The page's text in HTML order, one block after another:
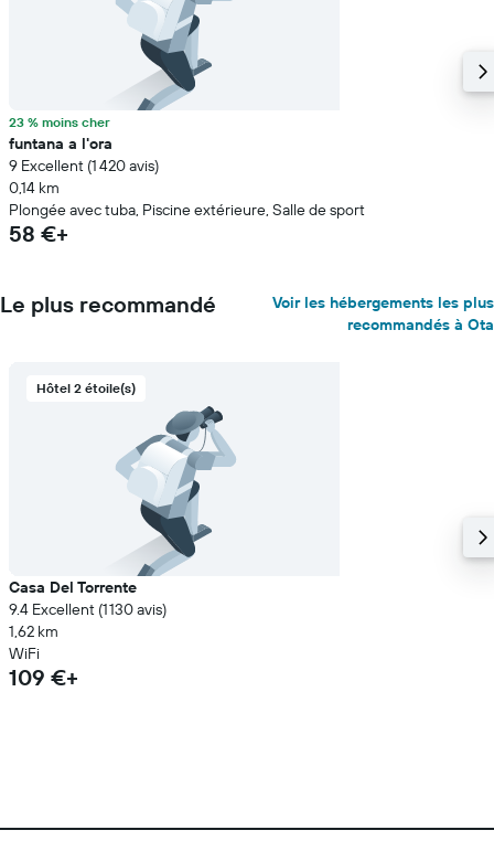
23 % moins cher
funtana a l'ora
9 Excellent (1 420 avis)
0,14 km
Plongée avec tuba, Piscine extérieure, Salle de sport
58 €+
Le plus recommandé
Voir les hébergements les plus
recommandés à Ota
Hôtel 2 étoile(s)
Casa Del Torrente
9.4 Excellent (1 130 avis)
1,62 km
WiFi
109 €+